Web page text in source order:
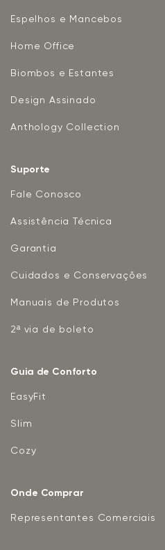
Espelhos e Mancebos
Home Office
Biombos e Estantes
Design Assinado
Anthology Collection
Suporte
Fale Conosco
Assistência Técnica
Garantia
Cuidados e Conservações
Manuais de Produtos
2ª via de boleto
Guia de Conforto
EasyFit
Slim
Cozy
Onde Comprar
Representantes Comerciais